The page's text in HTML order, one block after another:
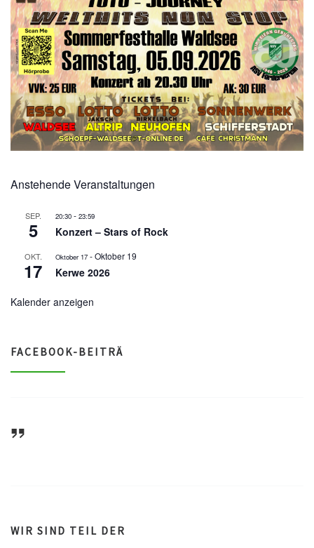
Anstehende Veranstaltungen
SEP.
5
20:30 - 23:59
Konzert – Stars of Rock
OKT.
17
Oktober 17 -Oktober 19
Kerwe 2026
Kalender anzeigen
FACEBOOK-BEITRÄ
WIR SIND TEIL DER